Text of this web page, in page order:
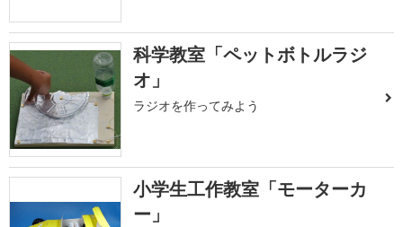
科学教室「ペットボトルラジ
オ」
ラジオを作ってみよう
小学生工作教室「モーターカ
ー」